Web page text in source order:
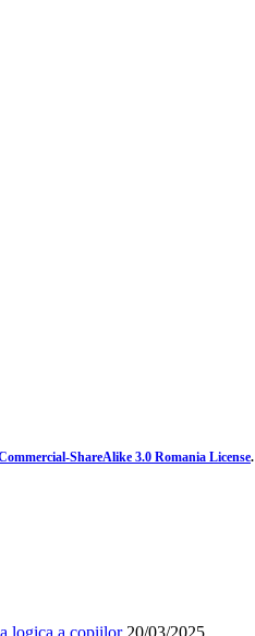
ShareAlike 3.0 Romania License.